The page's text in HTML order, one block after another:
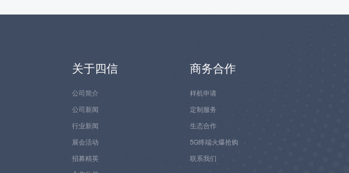
关于四信
公司简介
公司新闻
行业新闻
展会活动
招募精英
商务合作
样机申请
定制服务
生态合作
5G终端火爆抢购
联系我们